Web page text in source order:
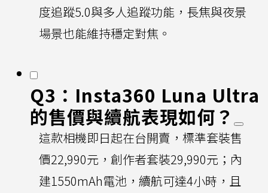
度追蹤5.0與多人追蹤功能，長焦與夜景
場景也能維持穩定對焦。
Q3：Insta360 Luna Ultra
的售價與續航表現如何？
這款相機即日起在台開賣，標準套裝售
價22,990元，創作者套裝29,990元；內
建1550mAh電池，續航可達4小時，且